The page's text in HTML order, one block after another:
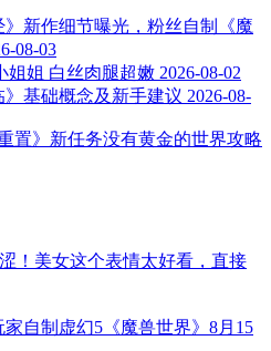
新作细节曝光，粉丝自制《魔
08-03
姐姐 白丝肉腿超嫩 2026-08-02
》基础概念及新手建议 2026-08-
置》新任务没有黄金的世界攻略
！美女这个表情太好看，直接
自制虚幻5《魔兽世界》8月15